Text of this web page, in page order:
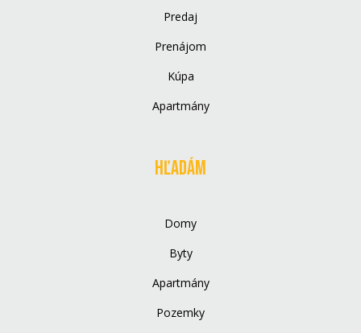
Predaj
Prenájom
Kúpa
Apartmány
Hľadám
Domy
Byty
Apartmány
Pozemky